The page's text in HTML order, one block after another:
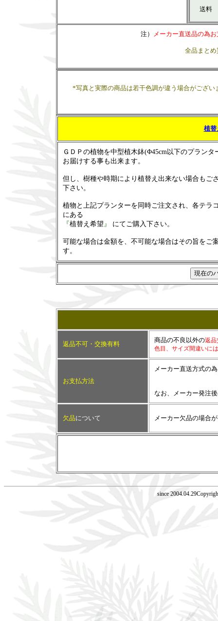
送料
注） メーカー直送品の為
全品まと
*写真と実際の商品は若干色調が違う場合がござ
植替
ＧＤＰの植物を中型植木鉢(Φ45cm以下のプランタ
お届けする事も出来ます。
但し、樹種や時期により植替え出来ない場合もご
下さい。
植物と上記プランターを同時ご注文され、各テラ
にある
『植替え希望 』 にてご購入下さい。
可能な場合は金額を、不可能な場合はその旨をご
す。
返品不可・交換有料
商品の不良以外の返品
色目、サイズ間違いに
お支払方法
メーカー直送方式の
なお、メーカー発注
欠品について メーカー欠品の場合
since